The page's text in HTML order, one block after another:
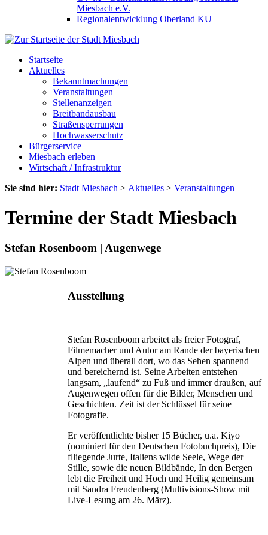
Miesbach e.V.
Regionalentwicklung Oberland KU
Startseite
Aktuelles
Bekanntmachungen
Veranstaltungen
Stellenanzeigen
Breitbandausbau
Straßensperrungen
Hochwasserschutz
Bürgerservice
Miesbach erleben
Wirtschaft / Infrastruktur
Sie sind hier: Stadt Miesbach > Aktuelles > Veranstaltungen
Termine der Stadt Miesbach
Stefan Rosenboom | Augenwege
Ausstellung
Stefan Rosenboom arbeitet als freier Fotograf,
Filmemacher und Autor am Rande der bayerischen
Alpen und überall dort, wo das Sehen spannend
und bereichernd ist. Seine Arbeiten entstehen
langsam, „laufend“ zu Fuß und immer draußen, auf
Augenwegen offen für die Bilder, Menschen und
Geschichten. Zeit ist der Schlüssel für seine
Fotografie.
Er veröffentlichte bisher 15 Bücher, u.a. Kiyo
(nominiert für den Deutschen Fotobuchpreis), Die
flliegende Jurte, Italiens wilde Seele, Wege der
Stille, sowie die neuen Bildbände, In den Bergen
lebt die Freiheit und Hoch und Heilig gemeinsam
mit Sandra Freudenberg (Multivisions-Show mit
Live-Lesung am 26. März).